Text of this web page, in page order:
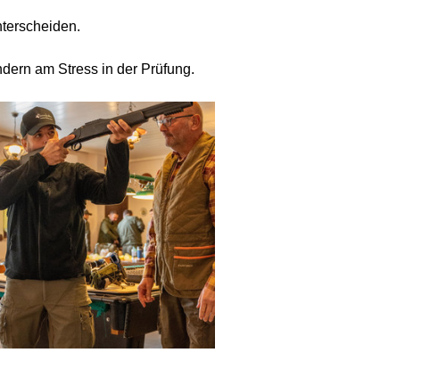
am Stress in der Prüfung.